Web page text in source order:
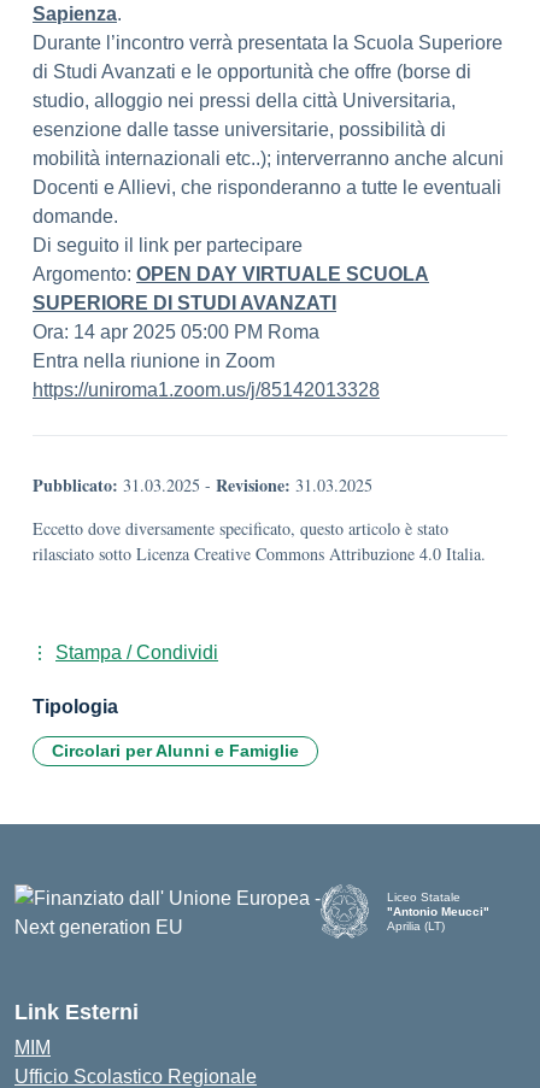
Sapienza.
Durante l’incontro verrà presentata la Scuola Superiore
di Studi Avanzati e le opportunità che offre (borse di
studio, alloggio nei pressi della città Universitaria,
esenzione dalle tasse universitarie, possibilità di
mobilità internazionali etc..); interverranno anche alcuni
Docenti e Allievi, che risponderanno a tutte le eventuali
domande.
Di seguito il link per partecipare
Argomento: OPEN DAY VIRTUALE SCUOLA
SUPERIORE DI STUDI AVANZATI
Ora: 14 apr 2025 05:00 PM Roma
Entra nella riunione in Zoom
https://uniroma1.zoom.us/j/85142013328
Pubblicato: 31.03.2025 - Revisione: 31.03.2025
Eccetto dove diversamente specificato, questo articolo è stato
rilasciato sotto Licenza Creative Commons Attribuzione 4.0 Italia.
Stampa / Condividi
Tipologia
Circolari per Alunni e Famiglie
Liceo Statale
"Antonio Meucci"
Aprilia (LT)
Link Esterni
MIM
Ufficio Scolastico Regionale